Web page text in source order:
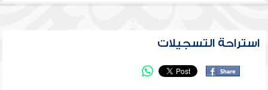
استراحة التسجيلات